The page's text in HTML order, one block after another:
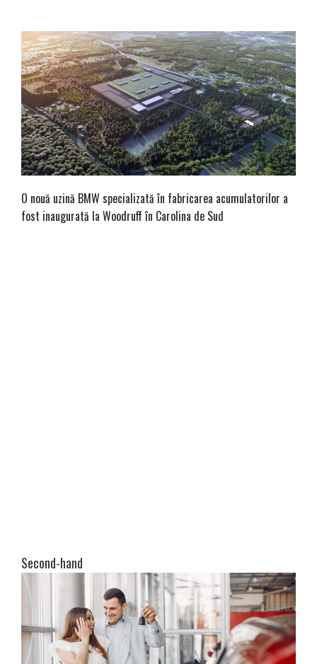
O nouă uzină BMW specializată în fabricarea acumulatorilor a
fost inaugurată la Woodruff în Carolina de Sud
Second-hand